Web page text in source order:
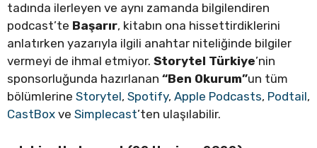
tadında ilerleyen ve aynı zamanda bilgilendiren
podcast’te Başarır, kitabın ona hissettirdiklerini
anlatırken yazarıyla ilgili anahtar niteliğinde bilgiler
vermeyi de ihmal etmiyor. Storytel Türkiye’nin
sponsorluğunda hazırlanan “Ben Okurum”un tüm
bölümlerine Storytel, Spotify, Apple Podcasts, Podtail,
CastBox ve Simplecast’ten ulaşılabilir.